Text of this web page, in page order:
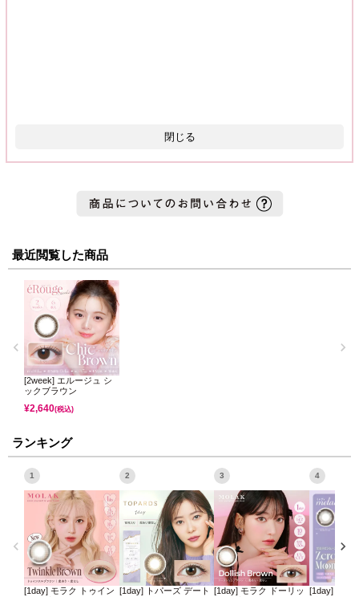
閉じる
最近閲覧した商品
[2week] エルージュ シ
ックブラウン
¥2,640(税込)
ランキング
1
[1day] モラク トゥイン
2
[1day] トパーズ デート
3
[1day] モラク ドーリッ
4
[1day] ミレ